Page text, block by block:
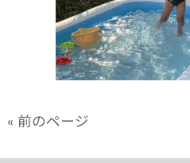
« 前のページ